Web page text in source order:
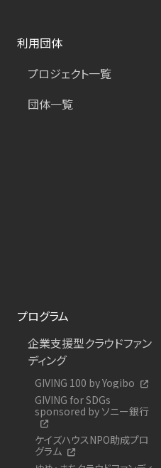
利用団体
プロジェクト一覧
団体一覧
プログラム
企業支援型クラウドファン
ディング
GIVING 100 by Yogibo
GIVING for SDGs
sponsored by ソニー銀行
ケイズハウスNPO助成プロ
グラム